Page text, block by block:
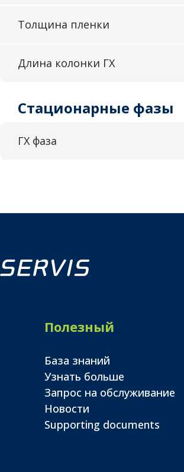
Толщина пленки
Длина колонки ГХ
Стационарные фазы
ГХ фаза
Полезный
База знаний
Узнать больше
Запрос на обслуживание
Новости
Supporting documents